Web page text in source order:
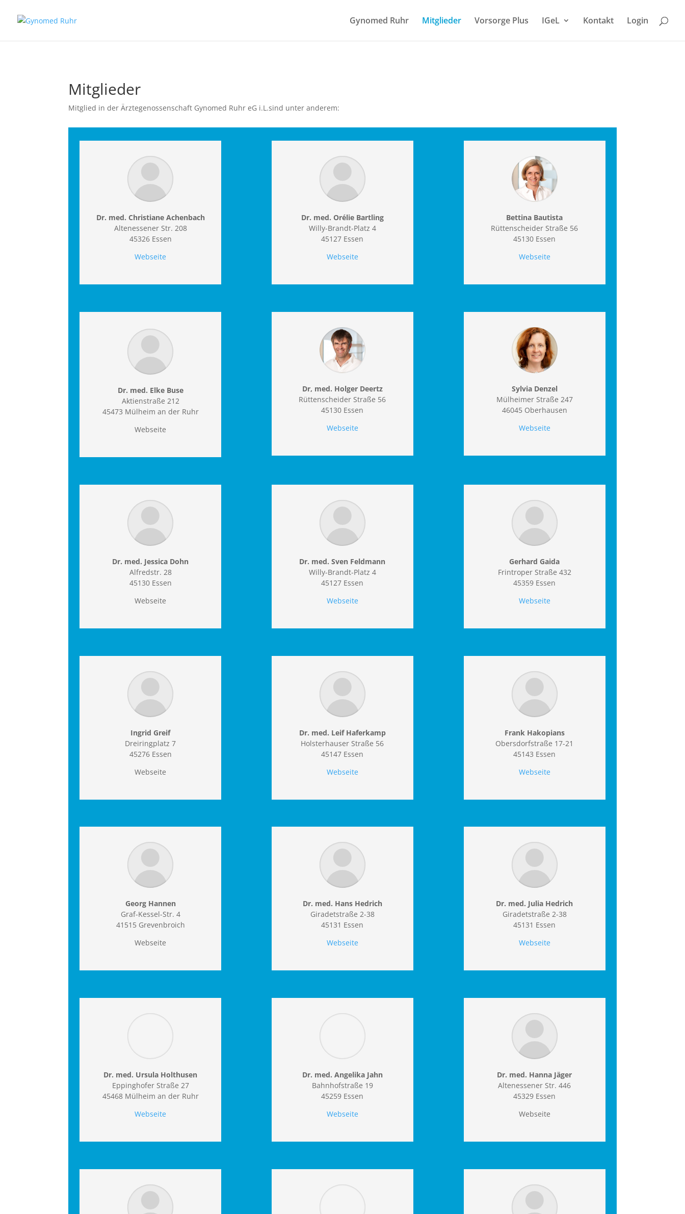
Gynomed Ruhr Mitglieder Vorsorge Plus IGeL Kontakt Login
Mitglieder
Mitglied in der Ärztegenossenschaft Gynomed Ruhr eG i.L.sind unter anderem:
Dr. med. Christiane Achenbach
Altenessener Str. 208
45326 Essen
Webseite
Dr. med. Orélie Bartling
Willy-Brandt-Platz 4
45127 Essen
Webseite
Bettina Bautista
Rüttenscheider Straße 56
45130 Essen
Webseite
Dr. med. Elke Buse
Aktienstraße 212
45473 Mülheim an der Ruhr
Webseite
Dr, med. Holger Deertz
Rüttenscheider Straße 56
45130 Essen
Webseite
Sylvia Denzel
Mülheimer Straße 247
46045 Oberhausen
Webseite
Dr. med. Jessica Dohn
Alfredstr. 28
45130 Essen
Webseite
Dr. med. Sven Feldmann
Willy-Brandt-Platz 4
45127 Essen
Webseite
Gerhard Gaida
Frintroper Straße 432
45359 Essen
Webseite
Ingrid Greif
Dreiringplatz 7
45276 Essen
Webseite
Dr. med. Leif Haferkamp
Holsterhauser Straße 56
45147 Essen
Webseite
Frank Hakopians
Obersdorfstraße 17-21
45143 Essen
Webseite
Georg Hannen
Graf-Kessel-Str. 4
41515 Grevenbroich
Webseite
Dr. med. Hans Hedrich
Giradetstraße 2-38
45131 Essen
Webseite
Dr. med. Julia Hedrich
Giradetstraße 2-38
45131 Essen
Webseite
Dr. med. Ursula Holthusen
Eppinghofer Straße 27
45468 Mülheim an der Ruhr
Webseite
Dr. med. Angelika Jahn
Bahnhofstraße 19
45259 Essen
Webseite
Dr. med. Hanna Jäger
Altenessener Str. 446
45329 Essen
Webseite